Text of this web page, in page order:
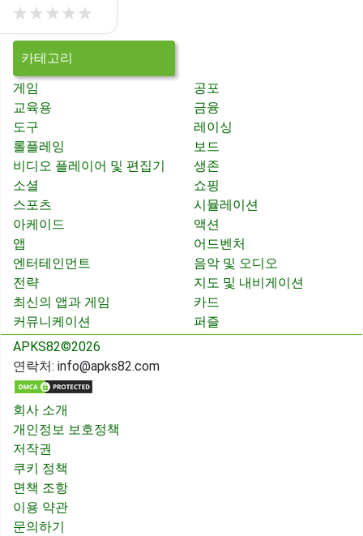
★★★★★
카테고리
게임
공포
교육용
금융
도구
레이싱
롤플레잉
보드
비디오 플레이어 및 편집기
생존
소셜
쇼핑
스포츠
시뮬레이션
아케이드
액션
앱
어드벤처
엔터테인먼트
음악 및 오디오
전략
지도 및 내비게이션
최신의 앱과 게임
카드
커뮤니케이션
퍼즐
APKS82©2026
연락처: info@apks82.com
회사 소개
개인정보 보호정책
저작권
쿠키 정책
면책 조항
이용 약관
문의하기